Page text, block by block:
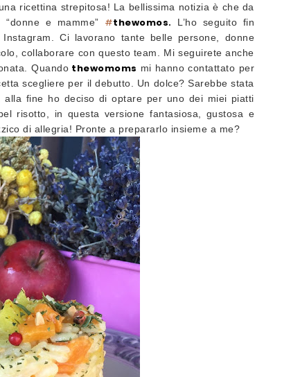
ricettina strepitosa! La bellissima notizia è che da
e mamme” #thewomos.
L’ho seguito fin
Ci lavorano tante belle persone, donne
collaborare con questo team. Mi seguirete anche
Quando thewomoms mi hanno contattato per
scegliere per il debutto. Un dolce? Sarebbe stata
fine ho deciso di optare per uno dei miei piatti
risotto, in questa versione fantasiosa, gustosa e
di allegria! Pronte a prepararlo insieme a me?